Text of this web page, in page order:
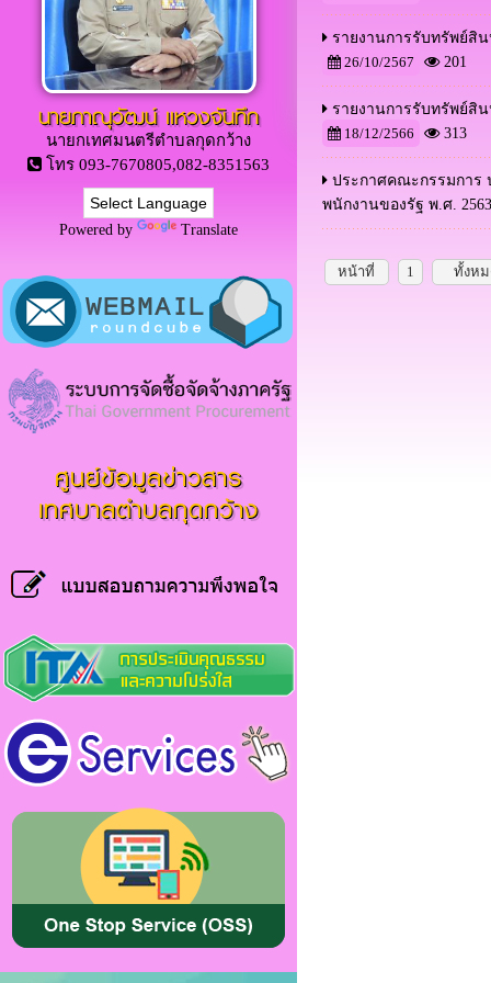
นายภาณุวัฒน์ เเหวงจันทึก
นายกเทศมนตรีตำบลกุดกว้าง
โทร 093-7670805,082-8351563
Powered by Translate
ศูนย์ข้อมูลข่าวสาร
เทศบาลตำบลกุดกว้าง
รายงานการรับทรัพย์สิ
26/10/2567
201
รายงานการรับทรัพย์สิ
18/12/2566
313
ประกาศคณะกรรมการ
พนักงานของรัฐ พ.ศ. 2563
หน้าที่ 1 ทั้งห